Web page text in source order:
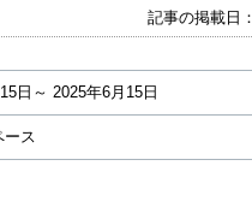
記事の掲載日
日～ 2025年6月15日
ース